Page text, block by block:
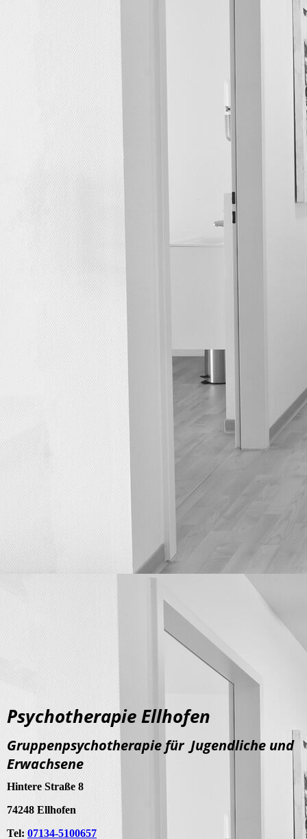
Psychotherapie Ellhofen
Gruppenpsychotherapie für Jugendliche und
Erwachsene
Hintere Straße 8
74248 Ellhofen
Tel: 07134-5100657